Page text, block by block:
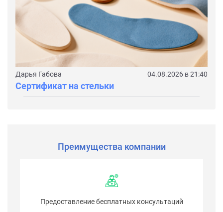
Дарья Габова 04.08.2026 в 21:40
Сертификат на стельки
Преимущества компании
Предоставление бесплатных консультаций